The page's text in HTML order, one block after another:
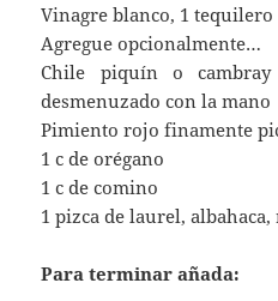
Vinagre blanco, 1 tequilero
Agregue opcionalmente…
Chile piquín o
desmenuzado con la mano
Pimiento rojo finamente
1 c de orégano
1 c de comino
1 pizca de laurel,
Para terminar añada: